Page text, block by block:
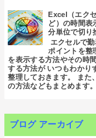
Excel（エク
ど）の時間表
分単位で切り
エクセルで
ポイントを整
を表示する方法やその時
する方法が いつもわかり
整理しておきます。 また
の方法などもまとめます
ブログ アーカイブ